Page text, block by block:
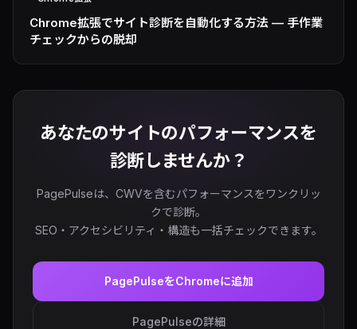
Chrome拡張でサイト診断を自動化する方法 — 手作業
チェックからの脱却
あなたのサイトのパフォーマンスを
診断しませんか？
PagePulseは、CWVを含むパフォーマンスをワンクリッ
クで診断。
SEO・アクセシビリティ・構造も一括チェックできます。
PagePulseをChromeに追加
PagePulseの詳細